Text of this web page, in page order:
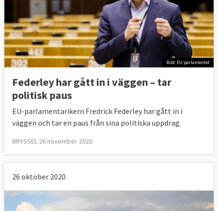
Bild: EU-parlamentet
Federley har gått in i väggen – tar
politisk paus
EU-parlamentarikern Fredrick Federley har gått in i
väggen och tar en paus från sina politiska uppdrag.
BRYSSEL 26 november 2020
26 oktober 2020